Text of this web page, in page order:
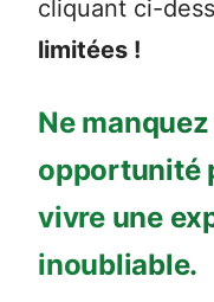
cliquant ci-
limitées !
Ne
opportunité
vivre une
inoubliable.